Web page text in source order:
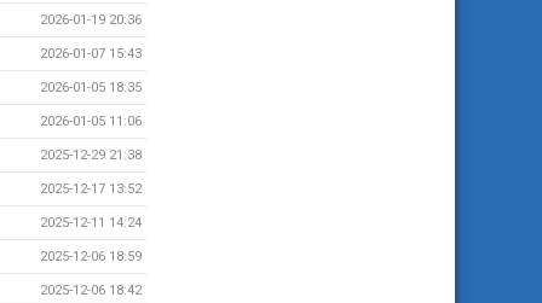
2026-01-19 20:36
2026-01-07 15:43
2026-01-05 18:35
2026-01-05 11:06
2025-12-29 21:38
2025-12-17 13:52
2025-12-11 14:24
2025-12-06 18:59
2025-12-06 18:42